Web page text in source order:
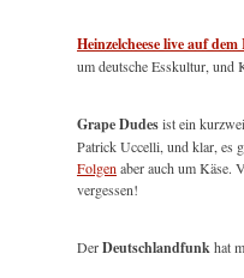
Heinzelcheese live auf
um deutsche Esskultur, und
Grape Dudesist ein
Patrick Uccelli, und klar, es
Folgenaber auch um Käse.
vergessen!
DerDeutschlandfunkhat